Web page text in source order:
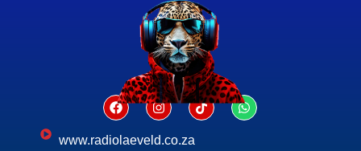
www.radiolaeveld.co.za